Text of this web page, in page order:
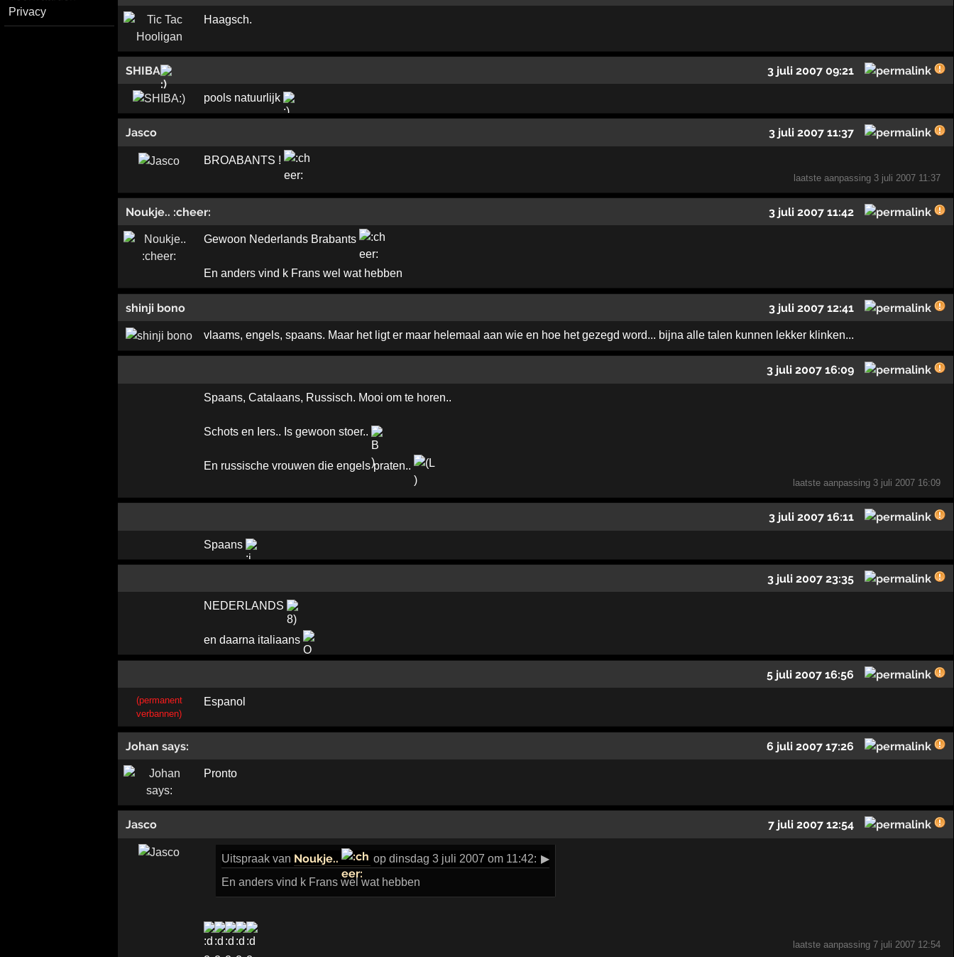
Privacy
Haagsch.
SHIBA 3 juli 2007 09:21
pools natuurlijk
Jasco 3 juli 2007 11:37
BROABANTS !
laatste aanpassing 3 juli 2007 11:37
Noukje.. :cheer: 3 juli 2007 11:42
Gewoon Nederlands Brabants
En anders vind k Frans wel wat hebben
shinji bono 3 juli 2007 12:41
vlaams, engels, spaans. Maar het ligt er maar helemaal aan wie en hoe het gezegd word... bijna alle talen kunnen lekker klinken...
3 juli 2007 16:09
Spaans, Catalaans, Russisch. Mooi om te horen..
Schots en Iers.. Is gewoon stoer..
En russische vrouwen die engels praten..
laatste aanpassing 3 juli 2007 16:09
3 juli 2007 16:11
Spaans
3 juli 2007 23:35
NEDERLANDS
en daarna italiaans
5 juli 2007 16:56
(permanent
verbannen)
Espanol
Johan says: 6 juli 2007 17:26
Pronto
Jasco 7 juli 2007 12:54
Uitspraakvan Noukje.. op dinsdag 3 juli 2007 om 11:42: ▶
En anders vind k Frans wel wat hebben
laatste aanpassing 7 juli 2007 12:54